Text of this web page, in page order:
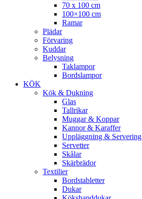
70 x 100 cm
100×100 cm
Ramar
Plädar
Förvaring
Kuddar
Belysning
Taklampor
Bordslampor
KÖK
Kök & Dukning
Glas
Tallrikar
Muggar & Koppar
Kannor & Karaffer
Uppläggning & Servering
Servetter
Skålar
Skärbrädor
Textilier
Bordstabletter
Dukar